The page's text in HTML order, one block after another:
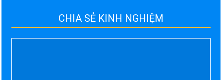
CHIA SẺ KINH NGHIỆM